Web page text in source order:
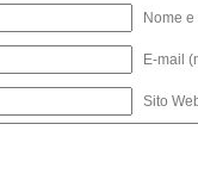
Nome
E-mail
Sito